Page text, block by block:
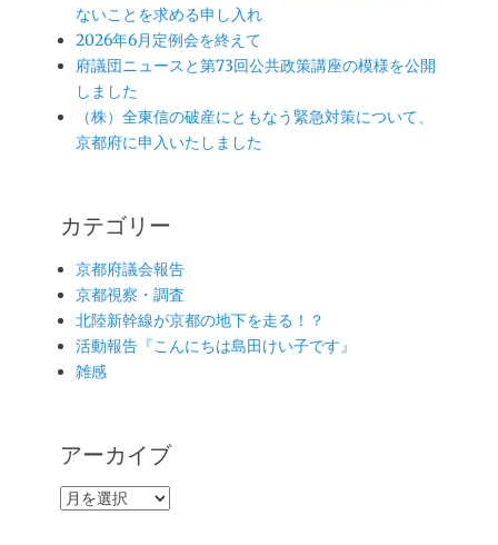
ないことを求める申し入れ
2026年6月定例会を終えて
府議団ニュースと第73回公共政策講座の模様を公開
しました
（株）全東信の破産にともなう緊急対策について、
京都府に申入いたしました
カテゴリー
京都府議会報告
京都視察・調査
北陸新幹線が京都の地下を走る！？
活動報告『こんにちは島田けい子です』
雑感
アーカイブ
ア